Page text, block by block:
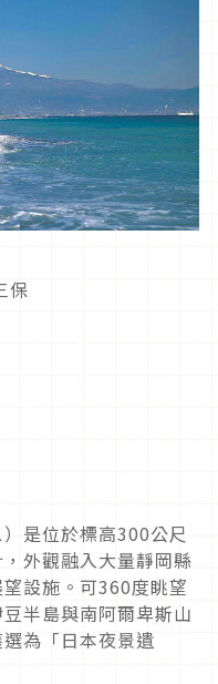
保
是位於標高300公尺
外觀融入大量靜岡縣
設施。可360度眺望
半島與南阿爾卑斯山
為「日本夜景遺